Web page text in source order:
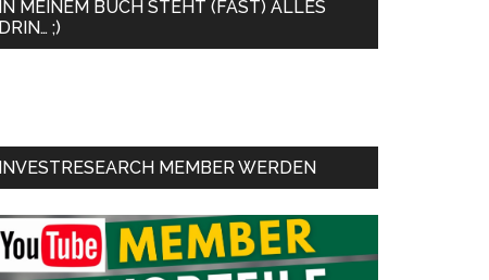
IN MEINEM BUCH STEHT (FAST) ALLES
DRIN… ;)
INVESTRESEARCH MEMBER WERDEN